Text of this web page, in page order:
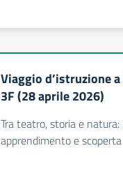
Viaggio d’istruzione
3F (28 aprile 2026)
Tra teatro, storia e
apprendimento e scoperta